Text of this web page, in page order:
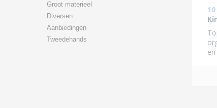
Groot materieel
Diversen
Aanbiedingen
Tweedehands
10